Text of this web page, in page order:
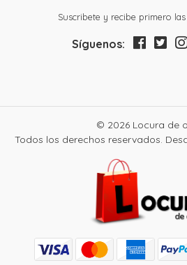
Suscribete y recibe primero
Síguenos:
© 2026 Locura de
Todos los derechos reservados.